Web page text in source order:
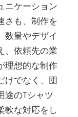
ニケーション
さも、制作を
数量やデザイ
、依頼先の業
理想的な制作
けでなく、団
途のTシャツ
軟な対応をし